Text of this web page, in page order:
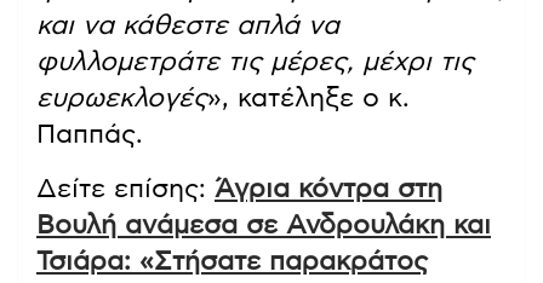
και να κάθεστε απλά να
φυλλομετράτε τις μέρες, μέχρι τις
ευρωεκλογές», κατέληξε ο κ.
Παππάς.
Δείτε επίσης: Άγρια κόντρα στη
Βουλή ανάμεσα σε Ανδρουλάκη και
Τσιάρα: «Στήσατε παρακράτος